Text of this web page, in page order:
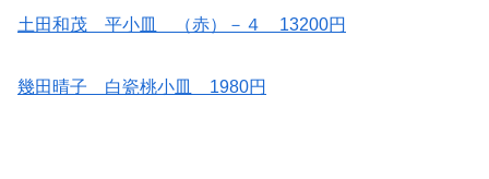
土田和茂 平小皿 （赤）－４ 13200円
幾田晴子 白瓷桃小皿 1980円